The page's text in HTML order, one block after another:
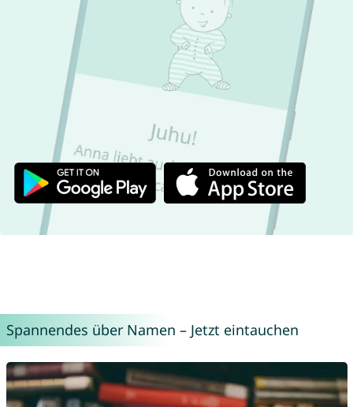
Spannendes über Namen – Jetzt eintauchen